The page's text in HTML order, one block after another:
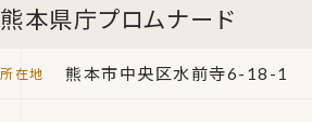
熊本県庁プロムナード
熊本市中央区水前寺6-18-1